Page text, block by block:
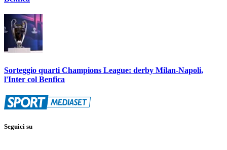
Sorteggio quarti Champions League: derby Milan-Napoli,
l'Inter col Benfica
Seguici su